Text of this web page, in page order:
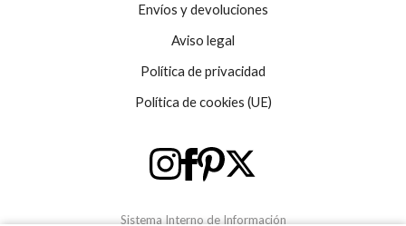
Envíos y devoluciones
Aviso legal
Política de privacidad
Política de cookies (UE)
Sistema Interno de Información